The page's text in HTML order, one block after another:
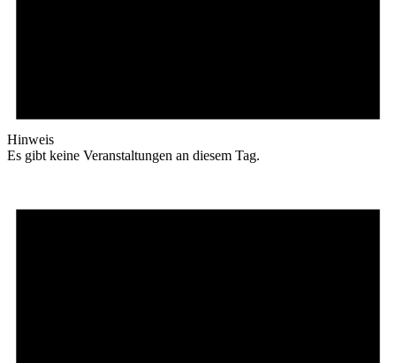
Hinweis
Es gibt keine Veranstaltungen an diesem Tag.